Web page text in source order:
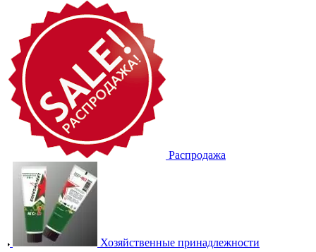
Распродажа
Хозяйственные принадлежности